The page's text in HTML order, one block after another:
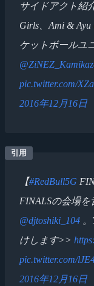
サイドアクト紹
Girls、Ami & Ayu
ケットボールユ
pic.twitter.com/
2016年12月16日
【#RedBull5G
FINALSの会場
@djtoshiki_104
けします>>
pic.twitter.com/
2016年12月16日